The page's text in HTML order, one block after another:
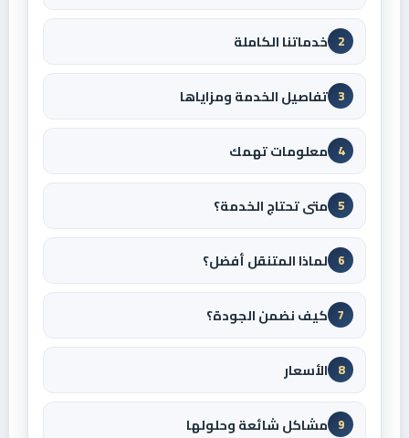
2 خدماتنا الكاملة
3 تفاصيل الخدمة ومزاياها
4 معلومات تهمك
5 متى تحتاج الخدمة؟
6 لماذا المتنقل أفضل؟
7 كيف نضمن الجودة؟
8 الأسعار
9 مشاكل شائعة وحلولها